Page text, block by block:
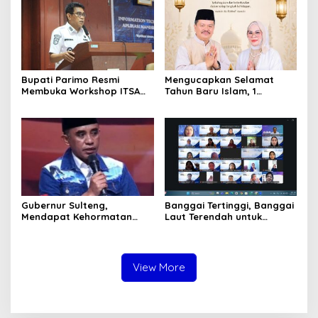
Bupati Parimo Resmi
Membuka Workshop ITSA
Mengucapkan Selamat
Tahun Baru Islam, 1
Gubernur Sulteng,
Mendapat Kehormatan
Banggai Tertinggi, Banggai
Laut Terendah untuk
View More